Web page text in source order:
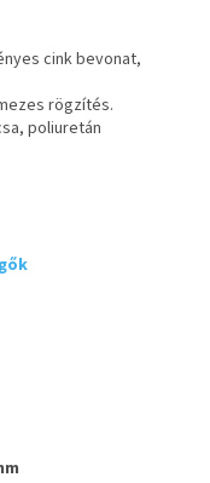
cink bevonat,
rögzítés.
poliuretán